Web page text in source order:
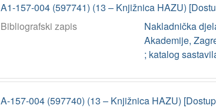
A1-157-004 (597741) (13 – Knjižnica HAZU)
Bibliografski zapis
Nakladnička
Akademije,
; katalog
A-157-004 (597740) (13 – Knjižnica HAZU)